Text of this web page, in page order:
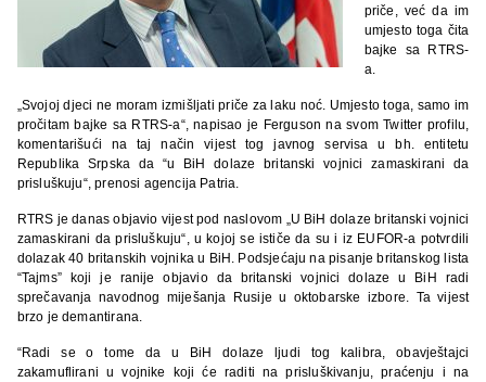
priče, već da im
umjesto toga čita
bajke sa RTRS-
a.
„Svojoj djeci ne moram izmišljati priče za laku noć. Umjesto toga, samo im
pročitam bajke sa RTRS-a“, napisao je Ferguson na svom Twitter profilu,
komentarišući na taj način vijest tog javnog servisa u bh. entitetu
Republika Srpska da “u BiH dolaze britanski vojnici zamaskirani da
prisluškuju“, prenosi agencija Patria.
RTRS je danas objavio vijest pod naslovom „U BiH dolaze britanski vojnici
zamaskirani da prisluškuju“, u kojoj se ističe da su i iz EUFOR-a potvrdili
dolazak 40 britanskih vojnika u BiH. Podsjećaju na pisanje britanskog lista
“Tajms” koji je ranije objavio da britanski vojnici dolaze u BiH radi
sprečavanja navodnog miješanja Rusije u oktobarske izbore. Ta vijest
brzo je demantirana.
“Radi se o tome da u BiH dolaze ljudi tog kalibra, obavještajci
zakamuflirani u vojnike koji će raditi na prisluškivanju, praćenju i na